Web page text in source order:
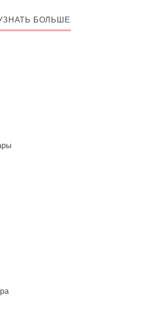
БОЛЬШЕ